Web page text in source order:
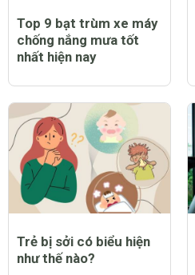
Top 9 bạt trùm xe máy
chống nắng mưa tốt
nhất hiện nay
Trẻ bị sởi có biểu hiện
như thế nào?